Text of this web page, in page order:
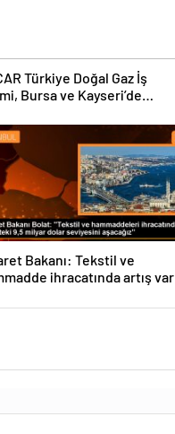
Türkiye Doğal Gaz İş
Bursa ve Kayseri’de
Bakanı: Tekstil ve
ihracatında artış var